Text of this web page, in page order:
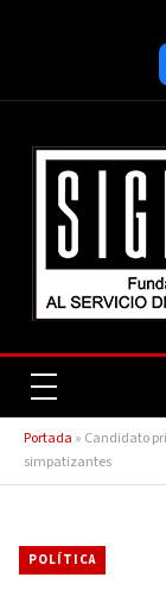
Portada » Candidato
simpatizantes
POLÍTICA